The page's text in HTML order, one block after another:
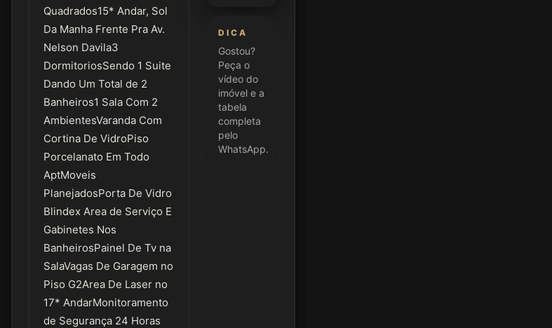
Quadrados15* Andar, Sol
Da Manha Frente Pra Av.
Nelson Davila3
DormitoriosSendo 1 Suite
Dando Um Total de 2
Banheiros1 Sala Com 2
AmbientesVaranda Com
Cortina De VidroPiso
Porcelanato Em Todo
AptMoveis
PlanejadosPorta De Vidro
Blindex Area de Serviço E
Gabinetes Nos
BanheirosPainel De Tv na
SalaVagas De Garagem no
Piso G2Area De Laser no
17* AndarMonitoramento
de Segurança 24 Horas
DICA
Gostou?
Peça o
vídeo do
imóvel e a
tabela
completa
pelo
WhatsApp.